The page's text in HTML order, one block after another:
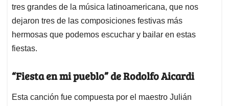
tres grandes de la música latinoamericana, que nos
dejaron tres de las composiciones festivas más
hermosas que podemos escuchar y bailar en estas
fiestas.
“Fiesta en mi pueblo” de Rodolfo Aicardi
Esta canción fue compuesta por el maestro Julián